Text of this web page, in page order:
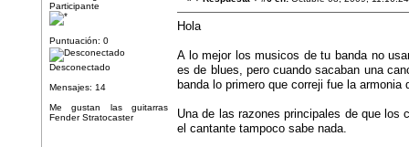
Participante
Puntuación: 0
Desconectado
Mensajes: 14
Me gustan las guitarras
Fender Stratocaster
Hola
A lo mejor los musicos de tu banda no
es de blues, pero cuando sacaban una
banda lo primero que correji fue la
Una de las razones principales de que
el cantante tampoco sabe nada.